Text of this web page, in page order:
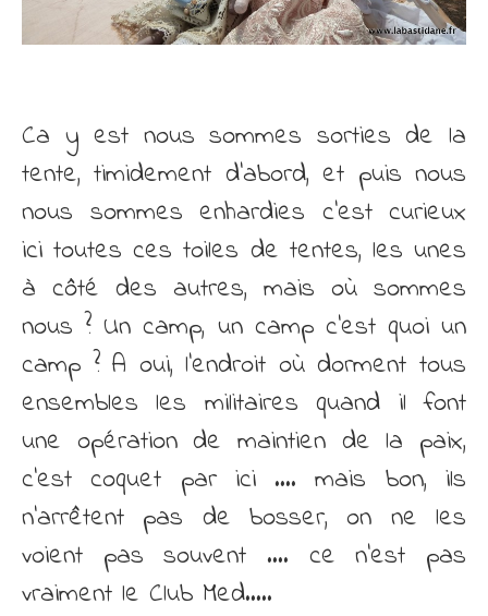
Ca y est nous sommes sorties de la
tente, timidement d’abord, et puis nous
nous sommes enhardies c’est curieux
ici toutes ces toiles de tentes, les unes
à côté des autres, mais où sommes
nous ? Un camp, un camp c’est quoi un
camp ? A oui, l’endroit où dorment tous
ensembles les militaires quand il font
une opération de maintien de la paix,
c’est coquet par ici …. mais bon, ils
n’arrêtent pas de bosser, on ne les
voient pas souvent …. ce n’est pas
vraiment le Club Med…..